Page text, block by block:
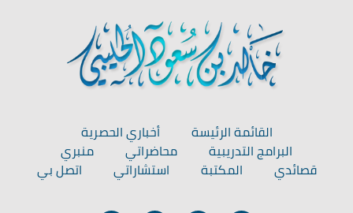
القائمة الرئيسة
أخباري الحصرية
البرامج التدريبية
محاضراتي
منبري
قصائدي
المكتبة استشاراتي اتصل بي